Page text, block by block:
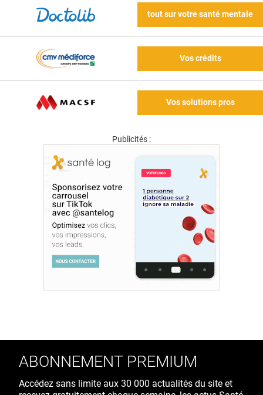
tout sur votre santé mentale
Vos crédits
Vos solutions pros
Publicités :
ABONNEMENT PREMIUM
Accédez sans limite aux 30 000 actualités du site et